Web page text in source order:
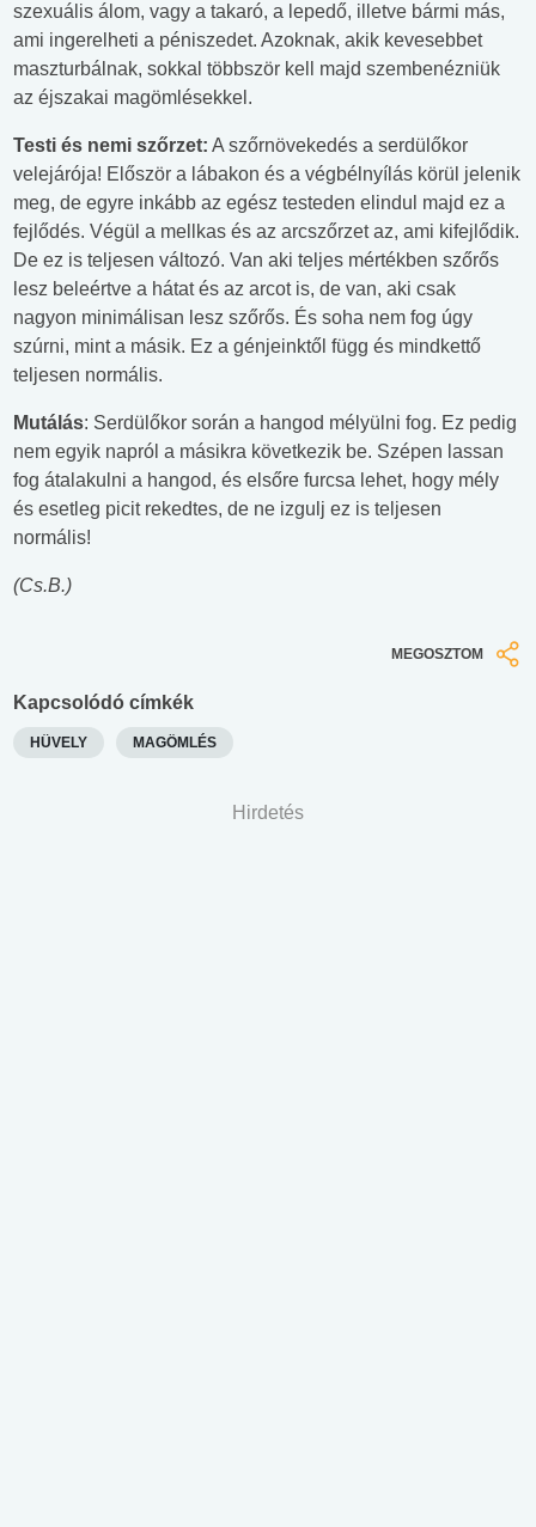
szexuális álom, vagy a takaró, a lepedő, illetve bármi más,
ami ingerelheti a péniszedet. Azoknak, akik kevesebbet
maszturbálnak, sokkal többször kell majd szembenézniük
az éjszakai magömlésekkel.
Testi és nemi szőrzet: A szőrnövekedés a serdülőkor
velejárója! Először a lábakon és a végbélnyílás körül jelenik
meg, de egyre inkább az egész testeden elindul majd ez a
fejlődés. Végül a mellkas és az arcszőrzet az, ami kifejlődik.
De ez is teljesen változó. Van aki teljes mértékben szőrős
lesz beleértve a hátat és az arcot is, de van, aki csak
nagyon minimálisan lesz szőrős. És soha nem fog úgy
szúrni, mint a másik. Ez a génjeinktől függ és mindkettő
teljesen normális.
Mutálás: Serdülőkor során a hangod mélyülni fog. Ez pedig
nem egyik napról a másikra következik be. Szépen lassan
fog átalakulni a hangod, és elsőre furcsa lehet, hogy mély
és esetleg picit rekedtes, de ne izgulj ez is teljesen
normális!
(Cs.B.)
MEGOSZTOM
Kapcsolódó címkék
HÜVELY MAGÖMLÉS
Hirdetés